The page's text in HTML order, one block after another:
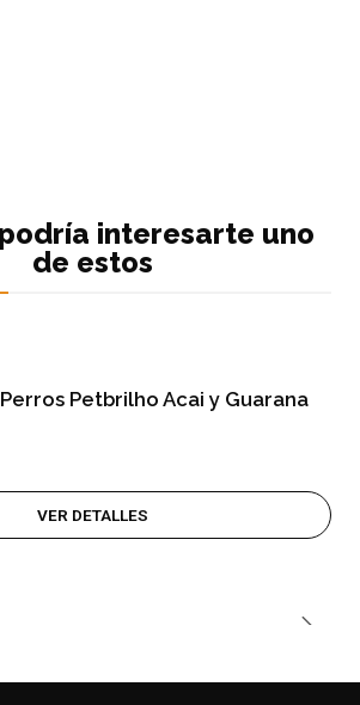
interesarte uno
de estos
Petbrilho Acai y Guarana
VER DETALLES